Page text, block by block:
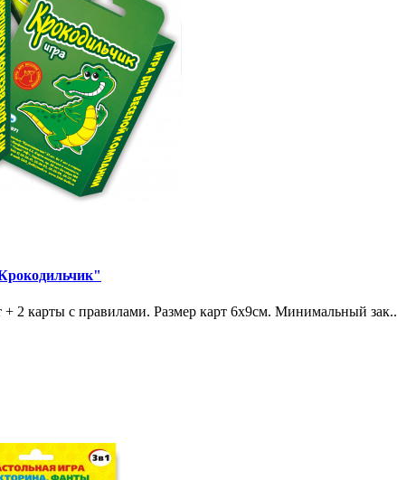
+ 2 карты с правилами. Размер карт 6х9см. Минимальный зак..